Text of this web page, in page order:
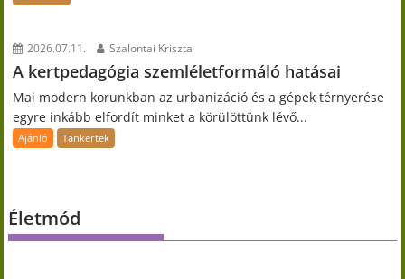
2026.07.11. Szalontai Kriszta
A kertpedagógia szemléletformáló hatásai
Mai modern korunkban az urbanizáció és a gépek térnyerése
egyre inkább elfordít minket a körülöttünk lévő...
Ajánló Tankertek
Életmód